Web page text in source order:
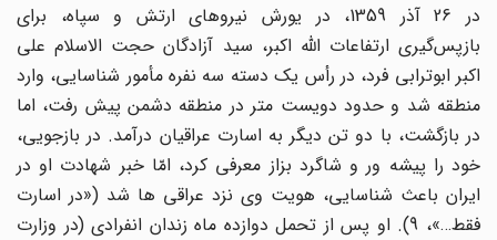
در 26 آذر 1359، در یورش نیروهای ارتش و سپاه، برای
بازپس‌گیری ارتفاعات الله اکبر، سید آزادگان حجت الاسلام علی
اکبر ابوترابی فرد، در رأس یک دسته سه نفره مأمور شناسایی، وارد
منطقه شد و حدود دویست متر در منطقه دشمن پیش رفت، اما
در بازگشت، با دو تن دیگر به اسارت عراقیان درآمد. در بازجویی،
خود را پیشه ور و شاگرد بزاز معرفی کرد، امّا خبر شهادت او در
ایران باعث شناسایی، هویت وی نزد عراقی ها شد («در اسارت
فقط…»، 9). او پس از تحمل دوازده ماه زندان انفرادی (در وزارت